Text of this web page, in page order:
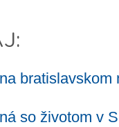
bratislavskom
so životom v